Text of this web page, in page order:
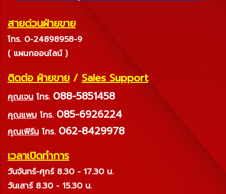
สายด่วนฝ่ายขาย
โทร. 0-24898958-9
( แผนกออนไลน์ )
ติดต่อ ฝ่ายขาย / Sales Support
คุณเจน โทร. 088-5851458
คุณแพม โทร. 085-6926224
คุณเฟิร์น โทร. 062-8429978
เวลาเปิดทำการ
วันจันทร์-ศุกร์ 8.30 - 17.30 น.
วันเสาร์ 8.30 - 15.30 น.